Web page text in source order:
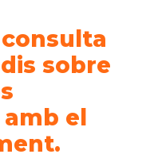
sobre
el